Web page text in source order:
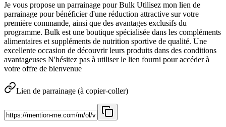
Je vous propose un parrainage pour Bulk Utilisez mon lien de
parrainage pour bénéficier d'une réduction attractive sur votre
première commande, ainsi que des avantages exclusifs du
programme. Bulk est une boutique spécialisée dans les compléments
alimentaires et suppléments de nutrition sportive de qualité. Une
excellente occasion de découvrir leurs produits dans des conditions
avantageuses N'hésitez pas à utiliser le lien fourni pour accéder à
votre offre de bienvenue
Lien de parrainage (à copier-coller)